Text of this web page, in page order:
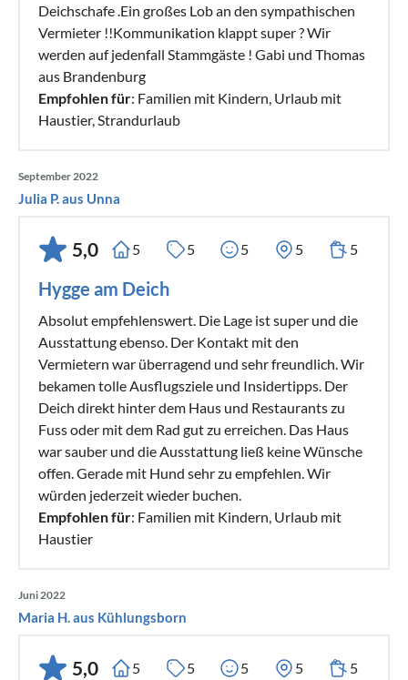
Deichschafe .Ein großes Lob an den sympathischen
Vermieter !!Kommunikation klappt super ? Wir
werden auf jedenfall Stammgäste ! Gabi und Thomas
aus Brandenburg
Empfohlen für: Familien mit Kindern, Urlaub mit
Haustier, Strandurlaub
September 2022
Julia P. aus Unna
5,0 5 5 5 5 5
Hygge am Deich
Absolut empfehlenswert. Die Lage ist super und die
Ausstattung ebenso. Der Kontakt mit den
Vermietern war überragend und sehr freundlich. Wir
bekamen tolle Ausflugsziele und Insidertipps. Der
Deich direkt hinter dem Haus und Restaurants zu
Fuss oder mit dem Rad gut zu erreichen. Das Haus
war sauber und die Ausstattung ließ keine Wünsche
offen. Gerade mit Hund sehr zu empfehlen. Wir
würden jederzeit wieder buchen.
Empfohlen für: Familien mit Kindern, Urlaub mit
Haustier
Juni 2022
Maria H. aus Kühlungsborn
5,0 5 5 5 5 5